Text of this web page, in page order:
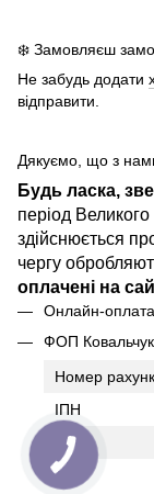
❄️ Замовляєш
Не забудь додати
відправити.
Дякуємо, що з
Будь ласка,
період
здійснюється
чергу
оплачені на
Онлайн-
ФОП
Номер
ІПН
Банк